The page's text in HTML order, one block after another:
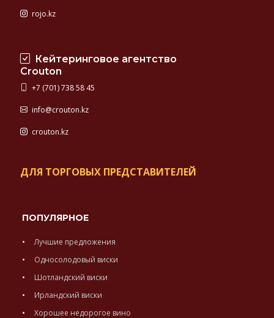
rojo.kz
Кейтеринговое агентство
Crouton
+7 (701) 738 58 45
info@crouton.kz
crouton.kz
ДЛЯ ТОРГОВЫХ ПРЕДСТАВИТЕЛЕЙ
ПОПУЛЯРНОЕ
Лучшие предложения
Односолодовый виски
Шотландский виски
Ирландский виски
Хорошее недорогое вино